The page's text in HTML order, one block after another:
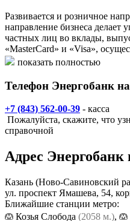
Развивается и розничное
направление бизнеса делает
частных лиц во вклады,
«MasterCard» и «Visa»,
населения. Также для физ.
показать полностью
Телефон Энергобанк
+7 (843) 562-00-39 - касса
Пожалуйста, скажите, что
справочной
Адрес
Казань (Ново-Савиновский
ул. проспект Ямашева, 54,
Ближайшие станции метро:
Козья Слобода (2058 м.),